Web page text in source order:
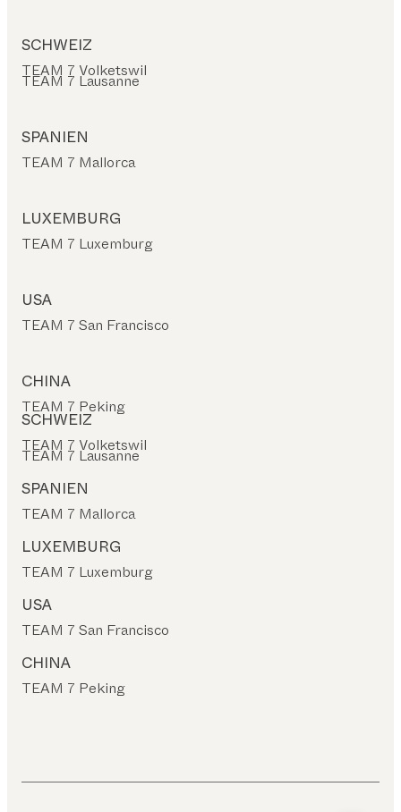
SCHWEIZ
TEAM 7 Volketswil
TEAM 7 Lausanne
SPANIEN
TEAM 7 Mallorca
LUXEMBURG
TEAM 7 Luxemburg
USA
TEAM 7 San Francisco
CHINA
TEAM 7 Peking
SCHWEIZ
TEAM 7 Volketswil
TEAM 7 Lausanne
SPANIEN
TEAM 7 Mallorca
LUXEMBURG
TEAM 7 Luxemburg
USA
TEAM 7 San Francisco
CHINA
TEAM 7 Peking